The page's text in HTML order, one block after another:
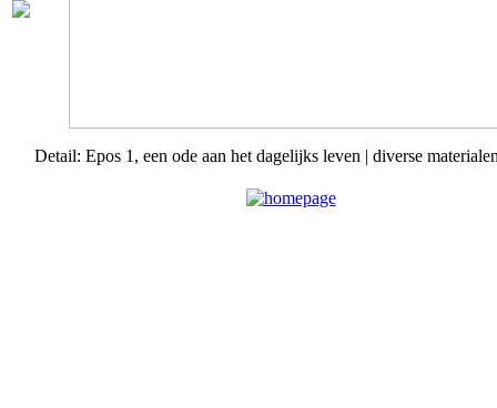
Detail: Epos 1, een ode aan het dagelijks leven | diverse